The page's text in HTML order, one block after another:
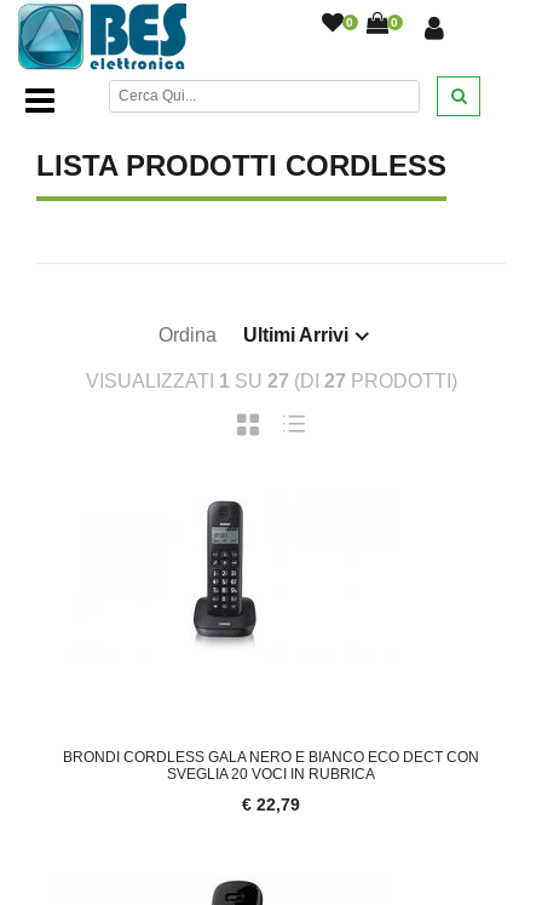
0 0
Home Page/TUTTO PER SMARTPHONE Cordless/
LISTA PRODOTTI CORDLESS
Ordina Ultimi Arrivi
VISUALIZZATI 1 SU 27 (DI 27 PRODOTTI)
BRONDI CORDLESS GALA NERO E BIANCO ECO DECT CON
SVEGLIA 20 VOCI IN RUBRICA
€ 22,79